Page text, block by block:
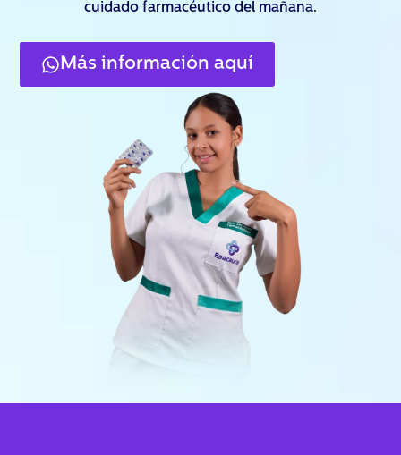
cuidado farmacéutico del mañana.
Más información aquí